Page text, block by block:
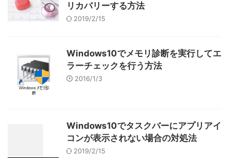
リカバリーする方法
2019/2/15
Windows10でメモリ診断を実行してエ
ラーチェックを行う方法
2016/1/3
Windows10でタスクバーにアプリアイ
コンが表示されない場合の対処法
2019/2/15